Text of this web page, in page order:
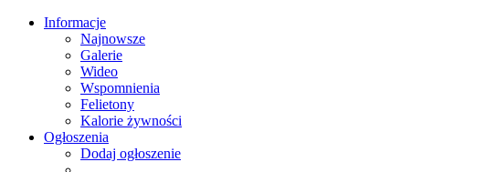
Informacje
Najnowsze
Galerie
Wideo
Wspomnienia
Felietony
Kalorie żywności
Ogłoszenia
Dodaj ogłoszenie